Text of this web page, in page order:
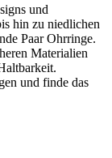
und
hin zu niedlichen
Paar Ohrringe.
Materialien
und finde das